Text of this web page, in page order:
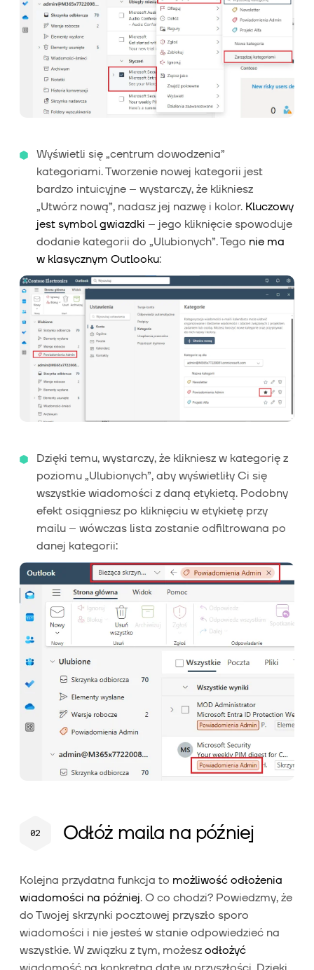
Wyświetli się „centrum dowodzenia”
kategoriami. Tworzenie nowej kategorii jest
bardzo intuicyjne – wystarczy, że klikniesz
„Utwórz nową”, nadasz jej nazwę i kolor. Kluczowy
jest symbol gwiazdki – jego kliknięcie spowoduje
dodanie kategorii do „Ulubionych”. Tego nie ma
w klasycznym Outlooku:
Dzięki temu, wystarczy, że klikniesz w kategorię z
poziomu „Ulubionych”, aby wyświetliły Ci się
wszystkie wiadomości z daną etykietą. Podobny
efekt osiągniesz po kliknięciu w etykietę przy
mailu – wówczas lista zostanie odfiltrowana po
danej kategorii:
Odłóż maila na później
Kolejna przydatna funkcja to możliwość odłożenia
wiadomości na później. O co chodzi? Powiedzmy, że
do Twojej skrzynki pocztowej przyszło sporo
wiadomości i nie jesteś w stanie odpowiedzieć na
wszystkie. W związku z tym, możesz odłożyć